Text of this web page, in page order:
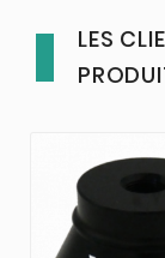
LES